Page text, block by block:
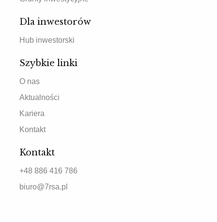
Dla inwestorów
Hub inwestorski
Szybkie linki
O nas
Aktualności
Kariera
Kontakt
Kontakt
+48 886 416 786
biuro@7rsa.pl